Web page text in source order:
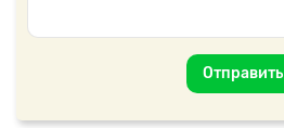
Отправить